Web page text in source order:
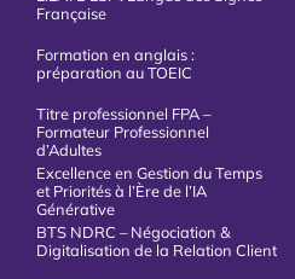
Française
Formation en anglais :
préparation au TOEIC
Titre professionnel FPA –
Formateur Professionnel
d’Adultes
Excellence en Gestion du Temps
et Priorités à l’Ère de l’IA
Générative
BTS NDRC – Négociation &
Digitalisation de la Relation Client